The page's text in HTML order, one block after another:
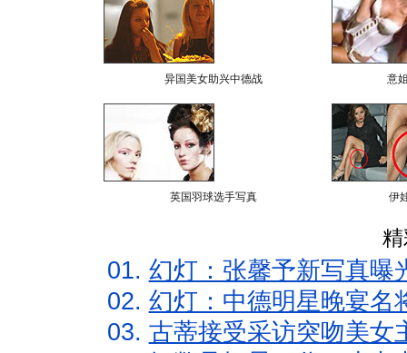
异国美女助兴中德战 意
英国羽球选手写真 伊
01. 幻灯：张馨予新写真曝
02. 幻灯：中德明星晚宴名
03. 古蒂接受采访突吻美女